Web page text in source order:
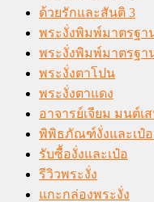
ด้วยรักและสันติ 3
พระงั่งพิมพ์มาตรฐา
พระงั่งพิมพ์มาตรฐา
พระงั่งตาโปน
พระงั่งตาแดง
อาจารย์เจียม มนต์เ
พิพิธภัณฑ์งั่งและเป๋
รับซื้องั่งและเป๋อ
รีวิวพระงั่ง
แกะกล่องพระงั่ง